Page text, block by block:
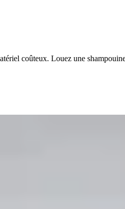
coûteux. Louez une